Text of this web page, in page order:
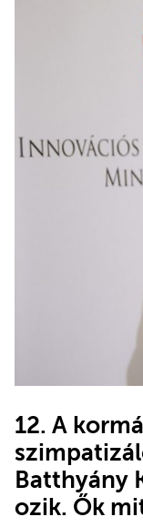
12. A
Batthyány
ozik. Ők